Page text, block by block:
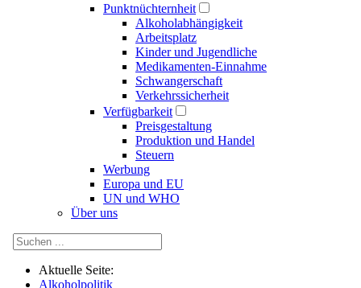
Punktnüchternheit
Alkoholabhängigkeit
Arbeitsplatz
Kinder und Jugendliche
Medikamenten-Einnahme
Schwangerschaft
Verkehrssicherheit
Verfügbarkeit
Preisgestaltung
Produktion und Handel
Steuern
Werbung
Europa und EU
UN und WHO
Über uns
Aktuelle Seite:
Alkoholpolitik